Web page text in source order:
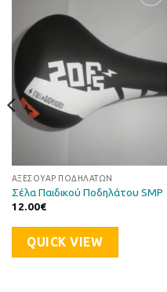
ΑΞΕΣΟΥΆΡ ΠΟΔΗΛΆΤΩΝ
Σέλα Παιδικού Ποδηλάτου SMP
12.00€
QUICK VIEW